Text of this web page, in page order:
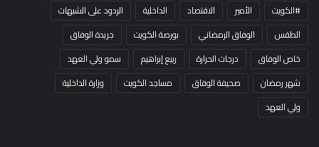
#الكويت الأمير الاقتصاد الداخلية
الردود على الشبهات
الطقس
الوفاق الرمضاني بورصة الكويت
جريدة الوفاق
خاص الوفاق
درجات الحرارة ربيع إبراهيم
سمو ولي العهد
شهر رمضان
صحيفة الوفاق مساجد الكويت
وزارة الداخلية
ولي العهد